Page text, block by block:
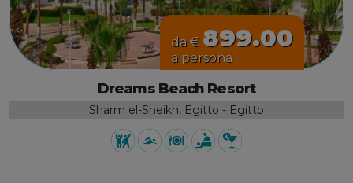
da € 899.00
a persona
Dreams Beach Resort
Sharm el-Sheikh, Egitto - Egitto